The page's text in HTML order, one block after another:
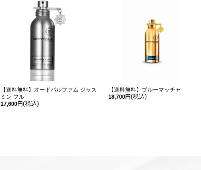
【送料無料】オードパルファム ジャス
ミン フル
17,600円(税込)
【送料無料】ブルーマッチャ
18,700円(税込)